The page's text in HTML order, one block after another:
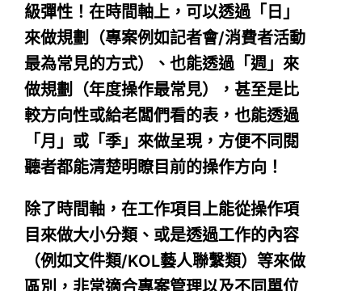
級彈性！在時間軸上，可以透過「日」
來做規劃（專案例如記者會/消費者活動
最為常見的方式）、也能透過「週」來
做規劃（年度操作最常見），甚至是比
較方向性或給老闆們看的表，也能透過
「月」或「季」來做呈現，方便不同閱
聽者都能清楚明瞭目前的操作方向！
除了時間軸，在工作項目上能從操作項
目來做大小分類、或是透過工作的內容
（例如文件類/KOL藝人聯繫類）等來做
區別，非常適合專案管理以及不同單位